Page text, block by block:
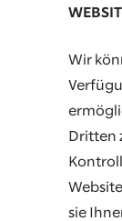
Wir
Dritten
sie